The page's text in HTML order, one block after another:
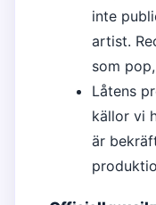
inte
artist.
som
Låtens
källor vi
är